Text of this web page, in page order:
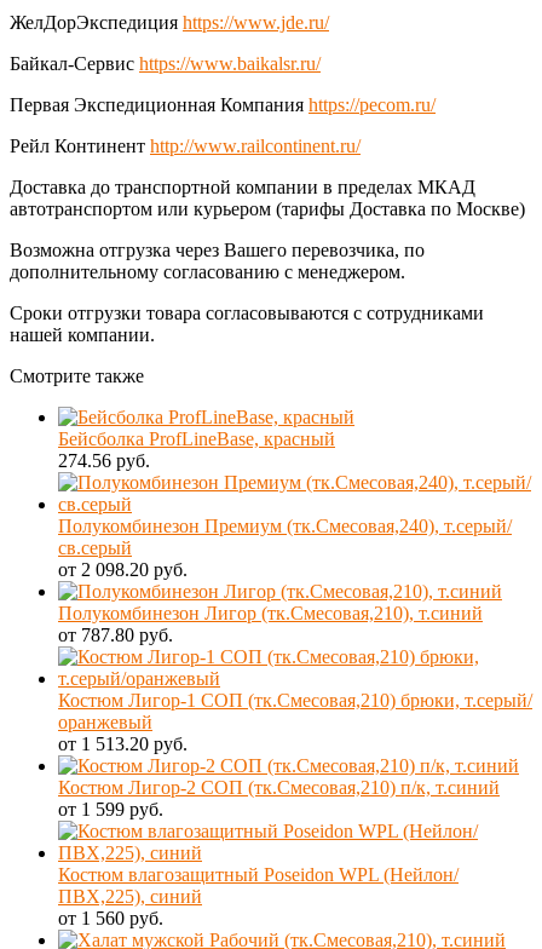
ЖелДорЭкспедиция https://www.jde.ru/
Байкал-Сервис https://www.baikalsr.ru/
Первая Экспедиционная Компания https://pecom.ru/
Рейл Континент http://www.railcontinent.ru/
Доставка до транспортной компании в пределах МКАД
автотранспортом или курьером (тарифы Доставка по Москве)
Возможна отгрузка через Вашего перевозчика, по
дополнительному согласованию с менеджером.
Сроки отгрузки товара согласовываются с сотрудниками
нашей компании.
Смотрите также
Бейсболка ProfLineBase, красный
274.56 руб.
Полукомбинезон Премиум (тк.Смесовая,240), т.серый/
св.серый
от 2 098.20 руб.
Полукомбинезон Лигор (тк.Смесовая,210), т.синий
от 787.80 руб.
Костюм Лигор-1 СОП (тк.Смесовая,210) брюки, т.серый/
оранжевый
от 1 513.20 руб.
Костюм Лигор-2 СОП (тк.Смесовая,210) п/к, т.синий
от 1 599 руб.
Костюм влагозащитный Poseidon WPL (Нейлон/
ПВХ,225), синий
от 1 560 руб.